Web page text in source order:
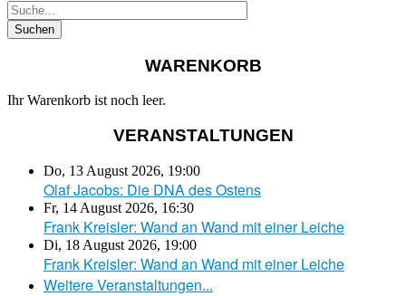
WARENKORB
Ihr Warenkorb ist noch leer.
VERANSTALTUNGEN
Do, 13 August 2026, 19:00
Olaf Jacobs: Die DNA des Ostens
Fr, 14 August 2026, 16:30
Frank Kreisler: Wand an Wand mit einer Leiche
Di, 18 August 2026, 19:00
Frank Kreisler: Wand an Wand mit einer Leiche
Weitere Veranstaltungen...